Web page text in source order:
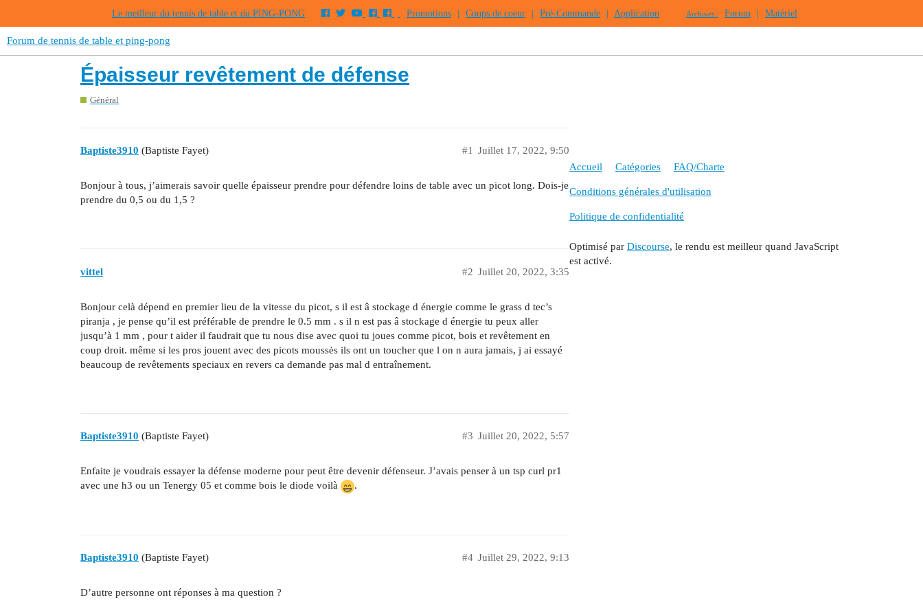
Le meilleur du tennis de table et du PING-PONG Promotions Coups de coeur Pré-Commande Application Archives : Forum Matériel
Forum de tennis de table et ping-pong
Épaisseur revêtement de défense
Général
Baptiste3910 (Baptiste Fayet) Juillet 17, 2022, 9:50
#1
Bonjour à tous, j’aimerais savoir quelle épaisseur prendre pour défendre loins de table avec un picot long. Dois-je
prendre du 0,5 ou du 1,5 ?
vittel Juillet 20, 2022, 3:35
#2
Bonjour celà dépend en premier lieu de la vitesse du picot, s il est â stockage d énergie comme le grass d tec’s
piranja , je pense qu’il est préférable de prendre le 0.5 mm . s il n est pas â stockage d énergie tu peux aller
jusqu’à 1 mm , pour t aider il faudrait que tu nous dise avec quoi tu joues comme picot, bois et revêtement en
coup droit. même si les pros jouent avec des picots moussės ils ont un toucher que l on n aura jamais, j ai essayé
beaucoup de revêtements speciaux en revers ca demande pas mal d entraînement.
Baptiste3910 (Baptiste Fayet) Juillet 20, 2022, 5:57
#3
Enfaite je voudrais essayer la défense moderne pour peut être devenir défenseur. J’avais penser à un tsp curl pr1
avec une h3 ou un Tenergy 05 et comme bois le diode voilà
.
Baptiste3910 (Baptiste Fayet) Juillet 29, 2022, 9:13
#4
D’autre personne ont réponses à ma question ?
Accueil Catégories FAQ/Charte
Conditions générales d'utilisation
Politique de confidentialité
Optimisé par Discourse, le rendu est meilleur quand JavaScript
est activé.